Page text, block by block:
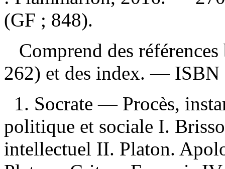
(GF ; 848).
Comprend des
262) et des index. — ISBN
1. Socrate — Procès,
politique et sociale I.
intellectuel II. Platon.